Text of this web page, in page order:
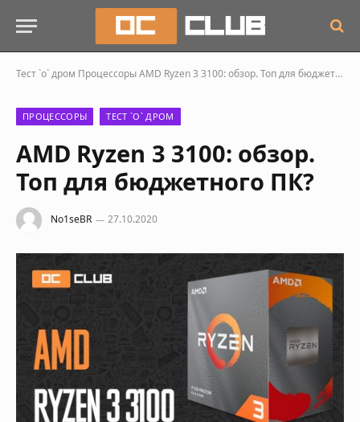
Тест `о` дром ПроцессорыAMD Ryzen 3 3100: обзор. Топ для бюджетного ПК?
ПРОЦЕССОРЫ ТЕСТ `О` ДРОМ
AMD Ryzen 3 3100: обзор.
Топ для бюджетного ПК?
No1seBR 27.10.2020